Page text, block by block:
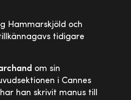
Hammarskjöld och
tidigare
om sin
i Cannes
han skrivit manus till